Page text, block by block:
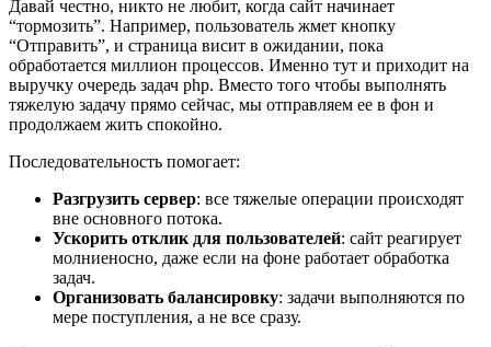
Давай честно, никто не любит, когда сайт начинает
“тормозить”. Например, пользователь жмет кнопку
“Отправить”, и страница висит в ожидании, пока
обработается миллион процессов. Именно тут и приходит на
выручку очередь задач php. Вместо того чтобы выполнять
тяжелую задачу прямо сейчас, мы отправляем ее в фон и
продолжаем жить спокойно.
Последовательность помогает:
Разгрузить сервер: все тяжелые операции происходят
вне основного потока.
Ускорить отклик для пользователей: сайт реагирует
молниеносно, даже если на фоне работает обработка
задач.
Организовать балансировку: задачи выполняются по
мере поступления, а не все сразу.